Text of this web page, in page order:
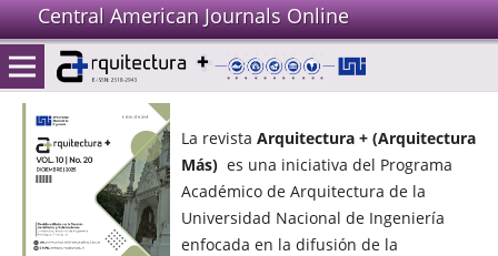
Central American Journals Online
La revista Arquitectura +(Arquitectura
Más)es una iniciativa del Programa
Académico de Arquitectura de la
Universidad Nacional de Ingeniería
enfocada en la difusión de la